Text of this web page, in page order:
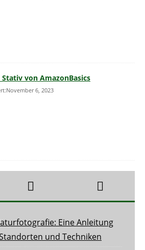
Stativ von AmazonBasics
6, 2023
Eine Anleitung
und Techniken